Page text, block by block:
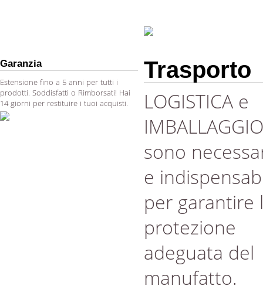
Garanzia
Estensione fino a 5 anni per tutti i
prodotti. Soddisfatti o Rimborsati! Hai
14 giorni per restituire i tuoi acquisti.
Trasporto
LOGISTICA e
IMBALLAGGIO
sono
e
per garantire
protezione
adeguata del
manufatto.